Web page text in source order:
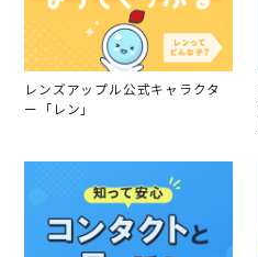
レンズアップル公式キャラクタ
ー「レン」